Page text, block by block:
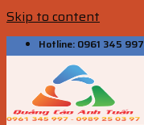
Skip to content
Hotline: 0961 345 997